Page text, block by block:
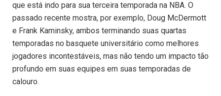
que está indo para sua terceira temporada na NBA. O
passado recente mostra, por exemplo, Doug McDermott
e Frank Kaminsky, ambos terminando suas quartas
temporadas no basquete universitário como melhores
jogadores incontestáveis, mas não tendo um impacto tão
profundo em suas equipes em suas temporadas de
calouro.